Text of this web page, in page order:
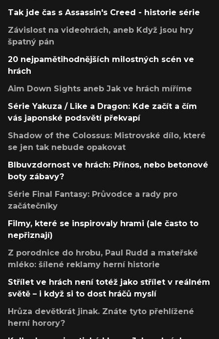
Tak jde čas s Assassin's Creed - historie série
Závislost na videohrách, aneb Když jsou hry
špatný pán
20 nejpamětihodnějších milostných scén ve
hrách
Aim Down Sights aneb Jak ve hrách míříme
Série Yakuza / Like a Dragon: Kde začít a čím
vás japonské podsvětí překvapí
Shadow of the Colossus: Mistrovské dílo, které
se jen tak nebude opakovat
Blbuvzdornost ve hrách: Přínos, nebo betonové
boty zábavy?
Série Final Fantasy: Průvodce a rady pro
začátečníky
Filmy, které se inspirovaly hrami (ale často to
nepřiznají)
Z porodnice do hrobu, Paul Rudd a mateřské
mléko: šílené reklamy herní historie
Střílet ve hrách není totéž jako střílet v reálném
světě – i když si to dost hráčů myslí
Hrůza devětkrát jinak. Znáte tyto přehlížené
herní horory?